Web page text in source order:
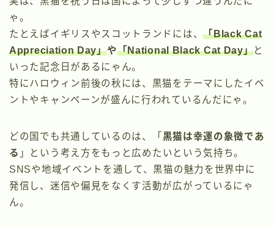
ゃ。
たとえばイギリスやスコットランドには、「Black Cat
Appreciation Day」や「National Black Cat Day」と
いった記念日があるにゃん。
特にハロウィン前後の秋には、黒猫をテーマにしたイベ
ントやキャンペーンが盛んに行われているんだにゃ。
どの国でも共通しているのは、「 黒猫は幸運の象徴であ
る 」という考え方をもっと広めたいという気持ち。
SNSや地域イベントを通して、黒猫の魅力を世界中に
発信し、迷信や偏見をなくす活動が広がっているにゃ
ん。